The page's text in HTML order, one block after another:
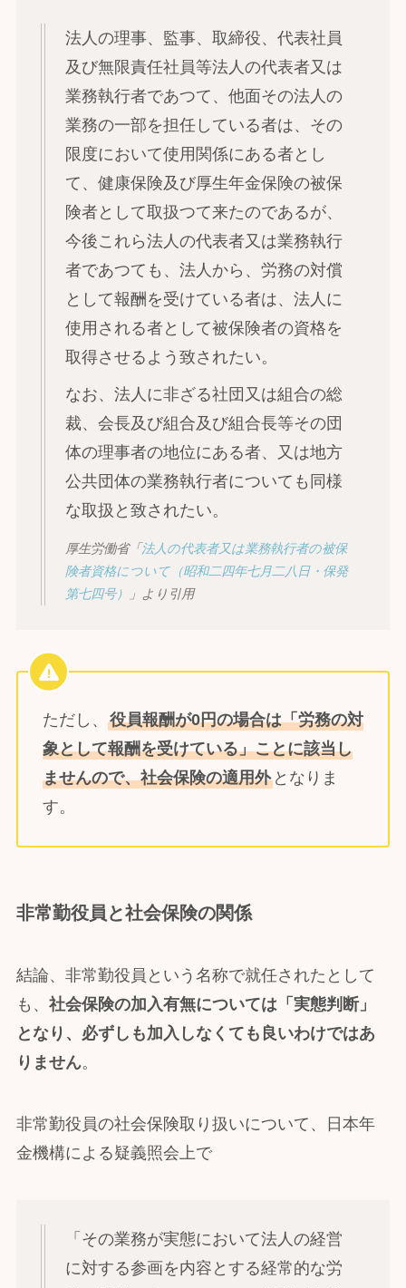
法人の理事、監事、取締役、代表社員
及び無限責任社員等法人の代表者又は
業務執行者であつて、他面その法人の
業務の一部を担任している者は、その
限度において使用関係にある者とし
て、健康保険及び厚生年金保険の被保
険者として取扱つて来たのであるが、
今後これら法人の代表者又は業務執行
者であつても、法人から、労務の対償
として報酬を受けている者は、法人に
使用される者として被保険者の資格を
取得させるよう致されたい。
なお、法人に非ざる社団又は組合の総
裁、会長及び組合及び組合長等その団
体の理事者の地位にある者、又は地方
公共団体の業務執行者についても同様
な取扱と致されたい。
厚生労働省「法人の代表者又は業務執行者の被保
険者資格について（昭和二四年七月二八日・保発
第七四号）
」より引用
ただし、 役員報酬が0円の場合は「労務の対
象として報酬を受けている」ことに該当し
ませんので、社会保険の適用外となりま
す。
非常勤役員と社会保険の関係
結論、非常勤役員という名称で就任されたとして
も、 社会保険の加入有無については「実態判断」
となり、必ずしも加入しなくても良いわけではあ
りません。
非常勤役員の社会保険取り扱いについて、日本年
金機構による疑義照会上で
「その業務が実態において法人の経営
に対する参画を内容とする経常的な労